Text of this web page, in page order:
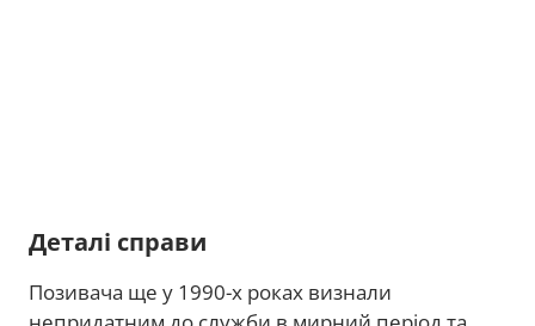
Деталі справи
Позивача ще у 1990-х роках визнали